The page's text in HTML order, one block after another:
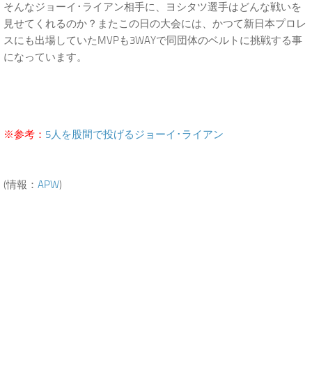
そんなジョーイ･ライアン相手に、ヨシタツ選手はどんな戦いを
見せてくれるのか？またこの日の大会には、かつて新日本プロレ
スにも出場していたMVPも3WAYで同団体のベルトに挑戦する事
になっています。
※参考： 5人を股間で投げるジョーイ･ライアン
(情報： APW)